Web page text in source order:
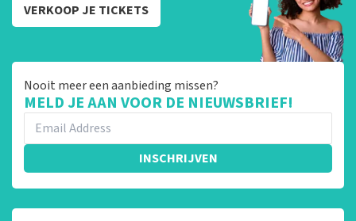
VERKOOP JE TICKETS
Nooit meer een aanbieding missen?
MELD JE AAN VOOR DE NIEUWSBRIEF!
INSCHRIJVEN